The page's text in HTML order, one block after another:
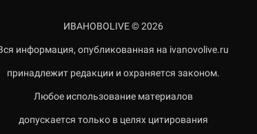
ИВАНОВОLIVE © 2026
информация, опубликованная на ivanovolive.ru
принадлежит редакции и охраняется законом.
Любое использование материалов
допускается только в целях цитирования